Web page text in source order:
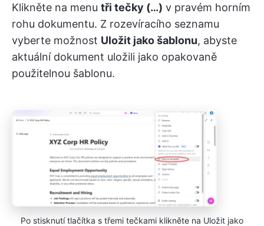
Klikněte na menu tři tečky (…) v pravém horním
rohu dokumentu. Z rozevíracího seznamu
vyberte možnost Uložit jako šablonu, abyste
aktuální dokument uložili jako opakovaně
použitelnou šablonu.
Po stisknutí tlačítka s třemi tečkami klikněte na Uložit jako